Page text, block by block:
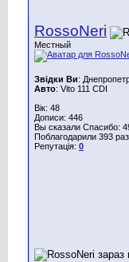
RossoNeri
Местный
Звідки Ви:
Авто: Vito 111 CDI
Вік: 48
Дописи: 446
Вы сказали Спасибо:
Поблагодарили 393
Репутація: 0